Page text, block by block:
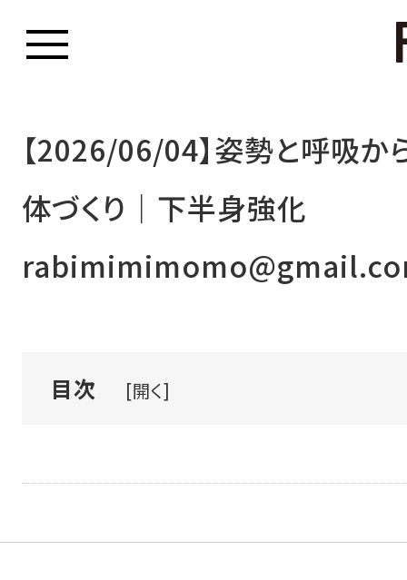
【2026/06/04】姿勢と呼吸か
体づくり｜下半身強化
目次 [開く]